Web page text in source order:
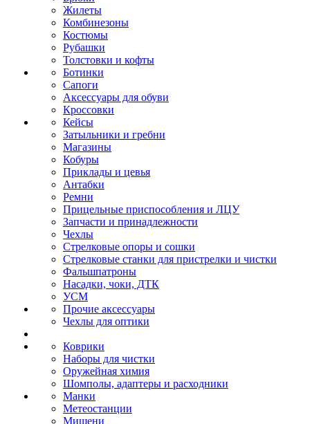
Жилеты
Комбинезоны
Костюмы
Рубашки
Толстовки и кофты
Ботинки
Сапоги
Аксессуары для обуви
Кроссовки
Кейсы
Затыльники и гребни
Магазины
Кобуры
Приклады и цевья
Антабки
Ремни
Прицельные приспособления и ЛЦУ
Запчасти и принадлежности
Чехлы
Стрелковые опоры и сошки
Стрелковые станки для пристрелки и чистки
Фальшпатроны
Насадки, чоки, ДТК
УСМ
Прочие аксессуары
Чехлы для оптики
Коврики
Наборы для чистки
Оружейная химия
Шомполы, адаптеры и расходники
Манки
Метеостанции
Мишени